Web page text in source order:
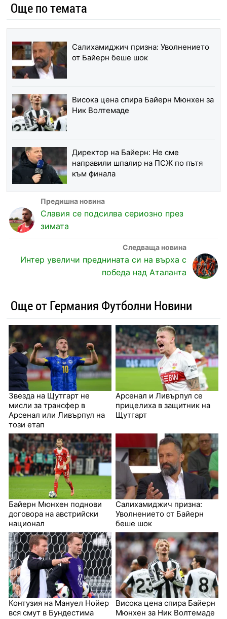
Още по темата
Салихамиджич призна: Уволнението
от Байерн беше шок
Висока цена спира Байерн Мюнхен за
Ник Волтемаде
Директор на Байерн: Не сме
направили шпалир на ПСЖ по пътя
към финала
Славия се подсилва сериозно през
зимата
Интер увеличи преднината си на върха с
победа над Аталанта
Още от Германия Футболни Новини
Звезда на Щутгарт не
мисли за трансфер в
Арсенал или Ливърпул на
този етап
Арсенал и Ливърпул се
прицелиха в защитник на
Щутгарт
Байерн Мюнхен поднови
договора на австрийски
национал
Салихамиджич призна:
Уволнението от Байерн
беше шок
Контузия на Мануел Нойер
вся смут в Бундестима
Висока цена спира Байерн
Мюнхен за Ник Волтемаде